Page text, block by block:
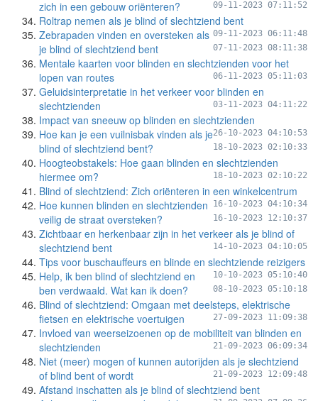
zich in een gebouw oriënteren?
09-11-2023 07:11:52
Roltrap nemen als je blind of slechtziend bent
09-11-2023 06:11:48
Zebrapaden vinden en oversteken als
je blind of slechtziend bent
07-11-2023 08:11:38
Mentale kaarten voor blinden en slechtzienden voor het
lopen van routes
06-11-2023 05:11:03
Geluidsinterpretatie in het verkeer voor blinden en
slechtzienden
03-11-2023 04:11:22
Impact van sneeuw op blinden en slechtzienden
26-10-2023 04:10:53
Hoe kan je een vuilnisbak vinden als je
blind of slechtziend bent?
18-10-2023 02:10:33
Hoogteobstakels: Hoe gaan blinden en slechtzienden
hiermee om?
18-10-2023 02:10:22
Blind of slechtziend: Zich oriënteren in een winkelcentrum
16-10-2023 04:10:34
Hoe kunnen blinden en slechtzienden
veilig de straat oversteken?
16-10-2023 12:10:37
Zichtbaar en herkenbaar zijn in het verkeer als je blind of
slechtziend bent
14-10-2023 04:10:05
Tips voor buschauffeurs en blinde en slechtziende reizigers
10-10-2023 05:10:40
Help, ik ben blind of slechtziend en
ben verdwaald. Wat kan ik doen?
08-10-2023 05:10:18
Blind of slechtziend: Omgaan met deelsteps, elektrische
fietsen en elektrische voertuigen
27-09-2023 11:09:38
Invloed van weerseizoenen op de mobiliteit van blinden en
slechtzienden
21-09-2023 06:09:34
Niet (meer) mogen of kunnen autorijden als je slechtziend
of blind bent of wordt
21-09-2023 12:09:48
Afstand inschatten als je blind of slechtziend bent